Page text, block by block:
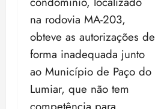
na rodovia MA-203,
obteve as autorizações de
forma inadequada junto
ao Município de Paço do
Lumiar, que não tem